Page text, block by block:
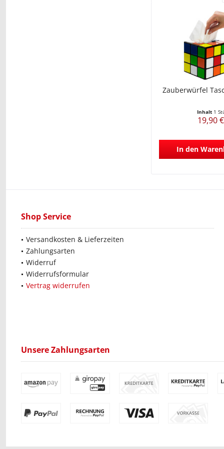
Zauberwürfel
Inhalt 1
19,90
In den
Shop Service
Versandkosten & Lieferzeiten
Zahlungsarten
Widerruf
Widerrufsformular
Vertrag widerrufen
Unsere Zahlungsarten